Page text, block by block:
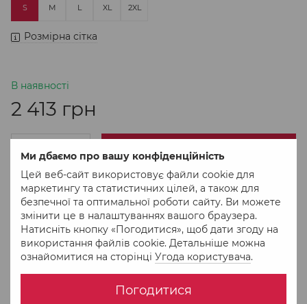
Ми дбаємо про вашу конфіденційність
Цей веб-сайт використовує файли cookie для
маркетингу та статистичних цілей, а також для
безпечної та оптимальної роботи сайту. Ви можете
змінити це в налаштуваннях вашого браузера.
Натисніть кнопку «Погодитися», щоб дати згоду на
використання файлів cookie. Детальніше можна
ознайомитися на сторінці Угода користувача.
Погодитися
S M L XL 2XL
Розмірна сітка
В наявності
2 413 грн
В кошик
Придбати в 1 клік
До обраного Порівняти